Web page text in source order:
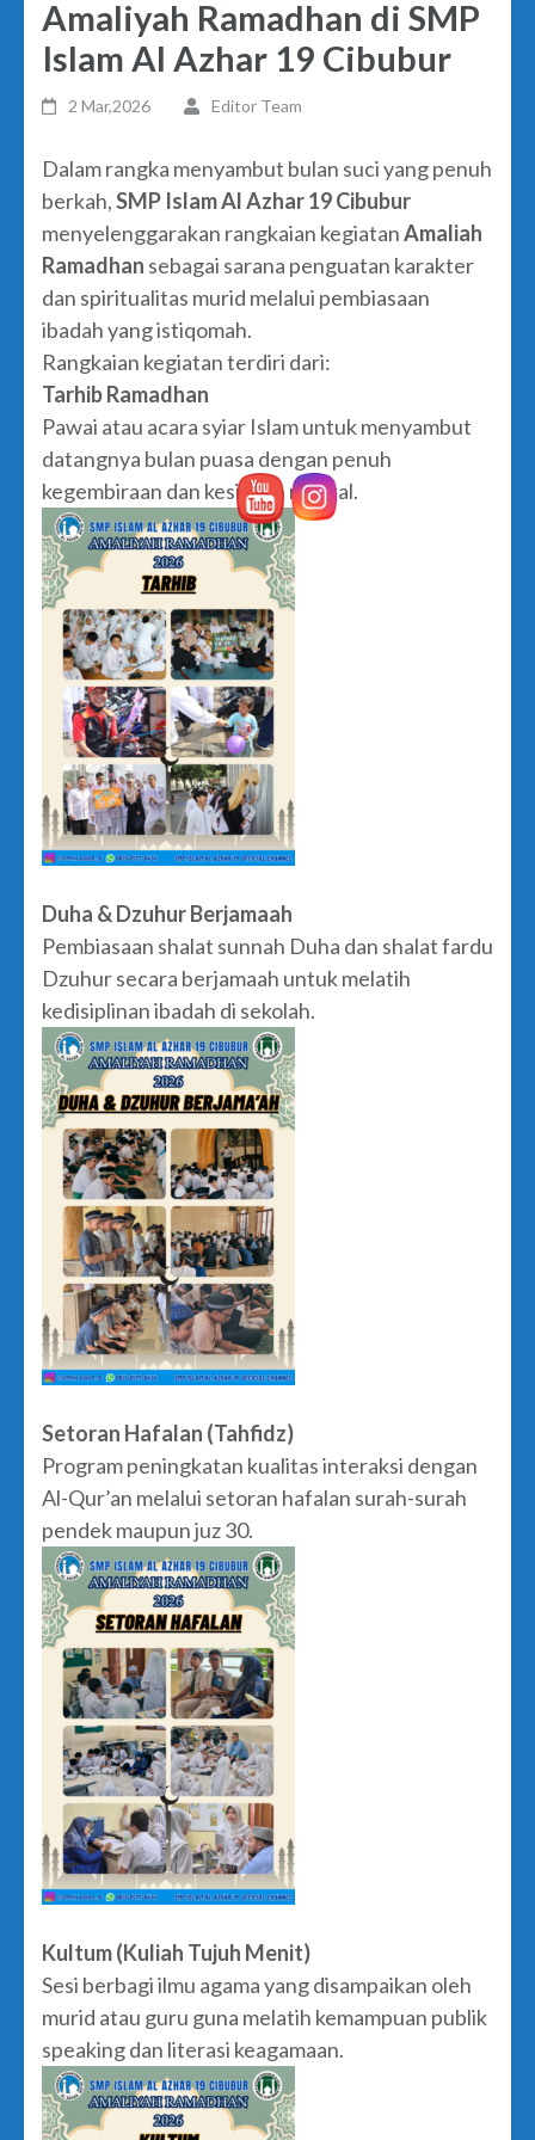
Amaliyah Ramadhan di SMP
Islam Al Azhar 19 Cibubur
2 Mar,2026 Editor Team
Dalam rangka menyambut bulan suci yang penuh
berkah,SMP Islam Al Azhar 19 Cibubur
menyelenggarakan rangkaian kegiatanAmaliah
Ramadhan sebagai sarana penguatan karakter
dan spiritualitas murid melalui pembiasaan
ibadah yang istiqomah.
Rangkaian kegiatan terdiri dari:
Tarhib Ramadhan
Pawai atau acara syiar Islam untuk menyambut
datangnya bulan puasa dengan penuh
kegembiraan dan kesiapan mental.
Duha & Dzuhur Berjamaah
Pembiasaan shalat sunnah Duha dan shalat fardu
Dzuhur secara berjamaah untuk melatih
kedisiplinan ibadah di sekolah.
Setoran Hafalan (Tahfidz)
Program peningkatan kualitas interaksi dengan
Al-Qur’an melalui setoran hafalan surah-surah
pendek maupun juz 30.
Kultum (Kuliah Tujuh Menit)
Sesi berbagi ilmu agama yang disampaikan oleh
murid atau guru guna melatih kemampuan publik
speaking dan literasi keagamaan.